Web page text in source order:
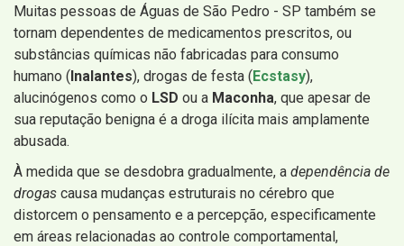
Muitas pessoas de Águas de São Pedro - SP também se
tornam dependentes de medicamentos prescritos, ou
substâncias químicas não fabricadas para consumo
humano (Inalantes), drogas de festa (Ecstasy),
alucinógenos como o LSD ou a Maconha, que apesar de
sua reputação benigna é a droga ilícita mais amplamente
abusada.
À medida que se desdobra gradualmente, a dependência de
drogas causa mudanças estruturais no cérebro que
distorcem o pensamento e a percepção, especificamente
em áreas relacionadas ao controle comportamental,